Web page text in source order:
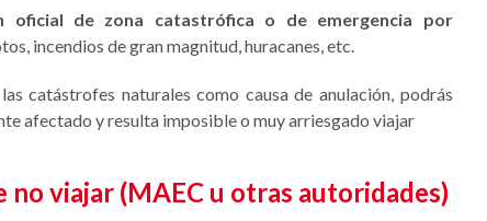
oficial de zona catastrófica o de emergencia por
incendios de gran magnitud, huracanes, etc.
catástrofes naturales como causa de anulación, podrás
afectado y resulta imposible o muy arriesgado viajar
no viajar (MAEC u otras autoridades)